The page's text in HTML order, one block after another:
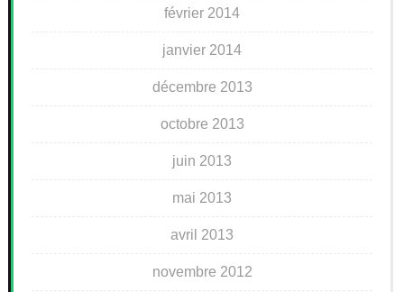
février 2014
janvier 2014
décembre 2013
octobre 2013
juin 2013
mai 2013
avril 2013
novembre 2012